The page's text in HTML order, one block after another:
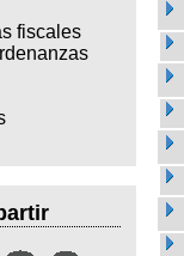
fiscales